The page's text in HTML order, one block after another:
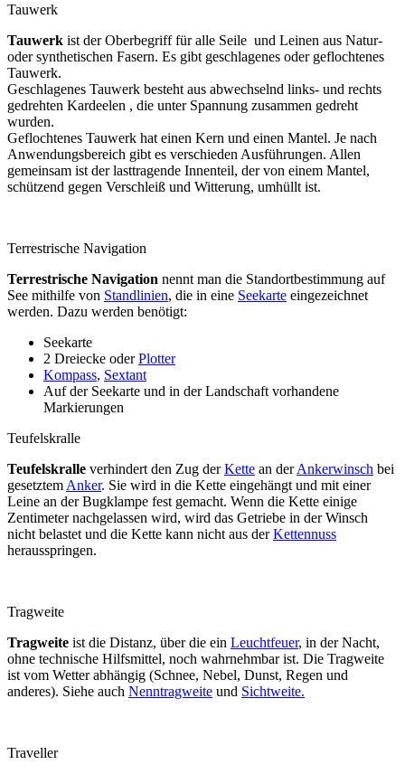
Tauwerk
Tauwerk ist der Oberbegriff für alle Seile und Leinen aus Natur-
oder synthetischen Fasern. Es gibt geschlagenes oder geflochtenes
Tauwerk.
Geschlagenes Tauwerk besteht aus abwechselnd links- und rechts
gedrehten Kardeelen , die unter Spannung zusammen gedreht
wurden.
Geflochtenes Tauwerk hat einen Kern und einen Mantel. Je nach
Anwendungsbereich gibt es verschieden Ausführungen. Allen
gemeinsam ist der lasttragende Innenteil, der von einem Mantel,
schützend gegen Verschleiß und Witterung, umhüllt ist.
Terrestrische Navigation
Terrestrische Navigation nennt man die Standortbestimmung auf
See mithilfe von Standlinien, die in eine Seekarte eingezeichnet
werden. Dazu werden benötigt:
Seekarte
2 Dreiecke oderPlotter
Kompass, Sextant
Auf der Seekarte und in der Landschaft vorhandene
Markierungen
Teufelskralle
Teufelskralle verhindert den Zug derKette an derAnkerwinsch bei
gesetztem Anker. Sie wird in die Kette eingehängt und mit einer
Leine an der Bugklampe fest gemacht. Wenn die Kette einige
Zentimeter nachgelassen wird, wird das Getriebe in der Winsch
nicht belastet und die Kette kann nicht aus derKettennuss
herausspringen.
Tragweite
Tragweite ist die Distanz, über die ein Leuchtfeuer, in der Nacht,
ohne technische Hilfsmittel, noch wahrnehmbar ist. Die Tragweite
ist vom Wetter abhängig (Schnee, Nebel, Dunst, Regen und
anderes). Siehe auch Nenntragweite und Sichtweite.
Traveller